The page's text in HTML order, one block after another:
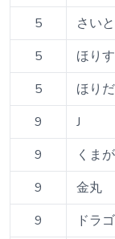
5
さい
5
ほり
5
ほり
9
J
9
くま
9
金丸
9
ドラ